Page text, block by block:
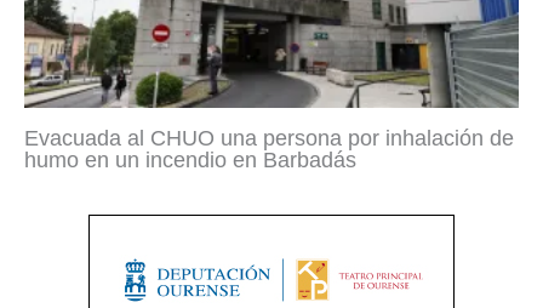
Evacuada al CHUO una persona por inhalación de
humo en un incendio en Barbadás